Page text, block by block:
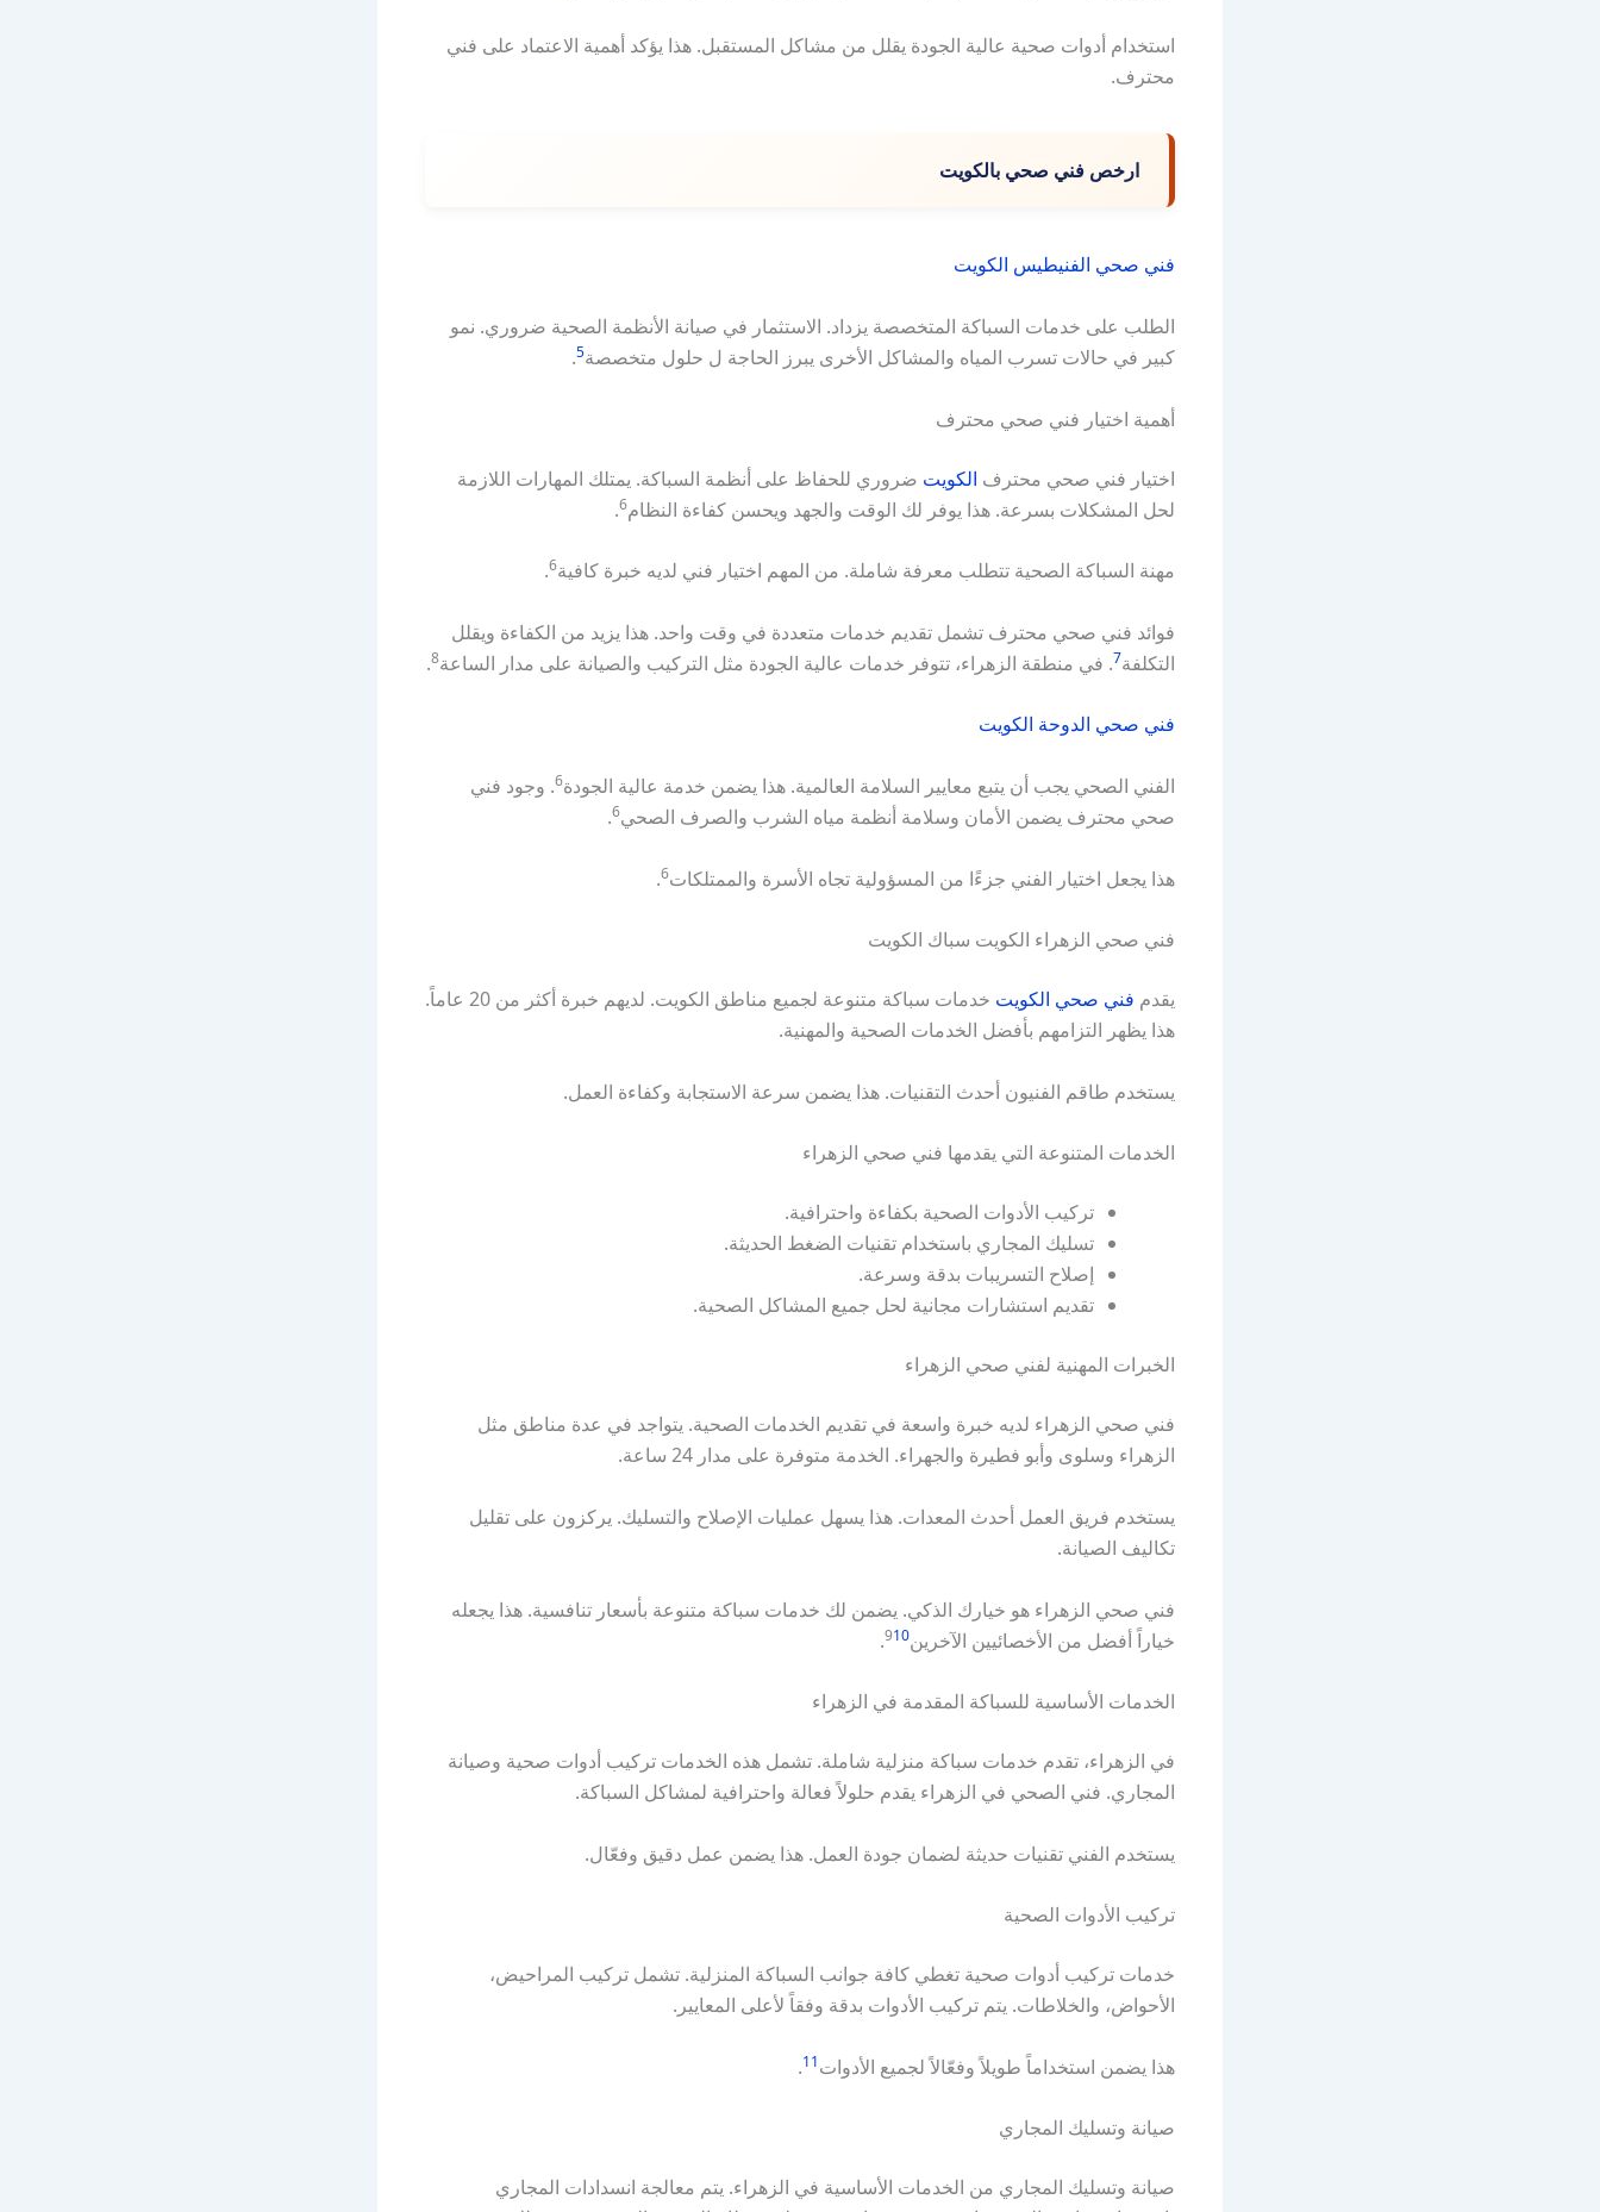
استخدام أدوات صحية عالية الجودة يقلل من مشاكل المستقبل. هذا يؤكد أهمية الاعتماد على فني
محترف.
ارخص فني صحي بالكويت
فني صحي الفنيطيس الكويت
الطلب على خدمات السباكة المتخصصة يزداد. الاستثمار في صيانة الأنظمة الصحية ضروري. نمو
كبير في حالات تسرب المياه والمشاكل الأخرى يبرز الحاجة ل حلول متخصصة5
.
أهمية اختيار فني صحي محترف
اختيار فني صحي محترف الكويت ضروري للحفاظ على أنظمة السباكة. يمتلك المهارات اللازمة
لحل المشكلات بسرعة. هذا يوفر لك الوقت والجهد ويحسن كفاءة النظام6
.
مهنة السباكة الصحية تتطلب معرفة شاملة. من المهم اختيار فني لديه خبرة كافية6
.
فوائد فني صحي محترف تشمل تقديم خدمات متعددة في وقت واحد. هذا يزيد من الكفاءة ويقلل
التكلفة7. في منطقة الزهراء، تتوفر خدمات عالية الجودة مثل التركيب والصيانة على مدار الساعة8
.
فني صحي الدوحة الكويت
الفني الصحي يجب أن يتبع معايير السلامة العالمية. هذا يضمن خدمة عالية الجودة6. وجود فني
صحي محترف يضمن الأمان وسلامة أنظمة مياه الشرب والصرف الصحي6
.
هذا يجعل اختيار الفني جزءًا من المسؤولية تجاه الأسرة والممتلكات6
.
فني صحي الزهراء الكويت سباك الكويت
يقدم فني صحي الكويت
خدمات سباكة متنوعة لجميع مناطق الكويت. لديهم خبرة أكثر من 20 عاماً.
هذا يظهر التزامهم بأفضل الخدمات الصحية والمهنية.
يستخدم طاقم الفنيون أحدث التقنيات. هذا يضمن سرعة الاستجابة وكفاءة العمل.
الخدمات المتنوعة التي يقدمها فني صحي الزهراء
تركيب الأدوات الصحية بكفاءة واحترافية.
تسليك المجاري باستخدام تقنيات الضغط الحديثة.
إصلاح التسريبات بدقة وسرعة.
تقديم استشارات مجانية لحل جميع المشاكل الصحية.
الخبرات المهنية لفني صحي الزهراء
فني صحي الزهراء لديه خبرة واسعة في تقديم الخدمات الصحية. يتواجد في عدة مناطق مثل
الزهراء وسلوى وأبو فطيرة والجهراء. الخدمة متوفرة على مدار 24 ساعة.
يستخدم فريق العمل أحدث المعدات. هذا يسهل عمليات الإصلاح والتسليك. يركزون على تقليل
تكاليف الصيانة.
فني صحي الزهراء هو خيارك الذكي. يضمن لك خدمات سباكة متنوعة بأسعار تنافسية. هذا يجعله
خياراً أفضل من الأخصائيين الآخرين
910
.
الخدمات الأساسية للسباكة المقدمة في الزهراء
في الزهراء، تقدم خدمات سباكة منزلية شاملة. تشمل هذه الخدمات تركيب أدوات صحية وصيانة
المجاري. فني الصحي في الزهراء يقدم حلولاً فعالة واحترافية لمشاكل السباكة.
يستخدم الفني تقنيات حديثة لضمان جودة العمل. هذا يضمن عمل دقيق وفعّال.
تركيب الأدوات الصحية
خدمات تركيب أدوات صحية تغطي كافة جوانب السباكة المنزلية. تشمل تركيب المراحيض،
الأحواض، والخلاطات. يتم تركيب الأدوات بدقة وفقاً لأعلى المعايير.
هذا يضمن استخداماً طويلاً وفعّالاً لجميع الأدوات11
.
صيانة وتسليك المجاري
صيانة وتسليك المجاري من الخدمات الأساسية في الزهراء. يتم معالجة انسدادات المجاري